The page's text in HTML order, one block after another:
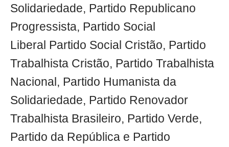
Solidariedade, Partido Republicano
Progressista, Partido Social
Liberal Partido Social Cristão, Partido
Trabalhista Cristão, Partido Trabalhista
Nacional, Partido Humanista da
Solidariedade, Partido Renovador
Trabalhista Brasileiro, Partido Verde,
Partido da República e Partido